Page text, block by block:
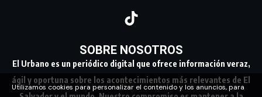
SOBRE NOSOTROS
El Urbano es un periódico digital que ofrece información veraz,
ágil y oportuna sobre los acontecimientos más relevantes de El
Utilizamos cookies para personalizar el contenido y los anuncios, para